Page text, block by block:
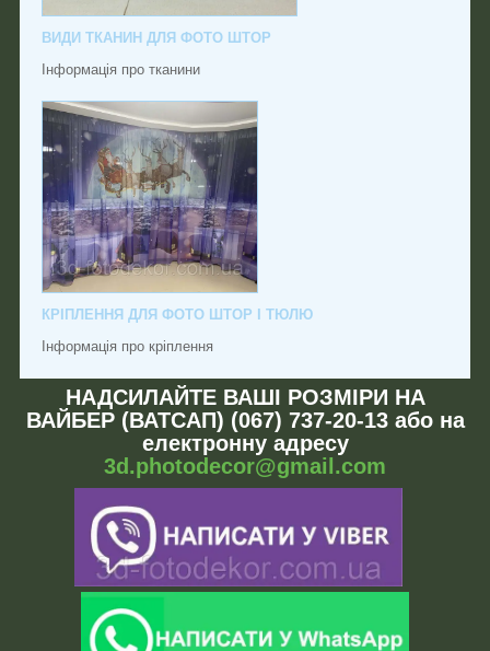
ВИДИ ТКАНИН ДЛЯ ФОТО ШТОР
Інформація про тканини
КРІПЛЕННЯ ДЛЯ ФОТО ШТОР І ТЮЛЮ
Інформація про кріплення
НАДСИЛАЙТЕ ВАШІ РОЗМІРИ НА
ВАЙБЕР (ВАТСАП) (067) 737-20-13 або на
електронну адресу
3d.photodecor@gmail.com